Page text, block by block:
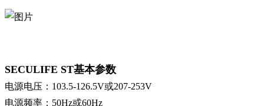
SECULIFE ST基本参数
电源电压：103.5-126.5V或207-253V
电源频率：50Hz或60Hz